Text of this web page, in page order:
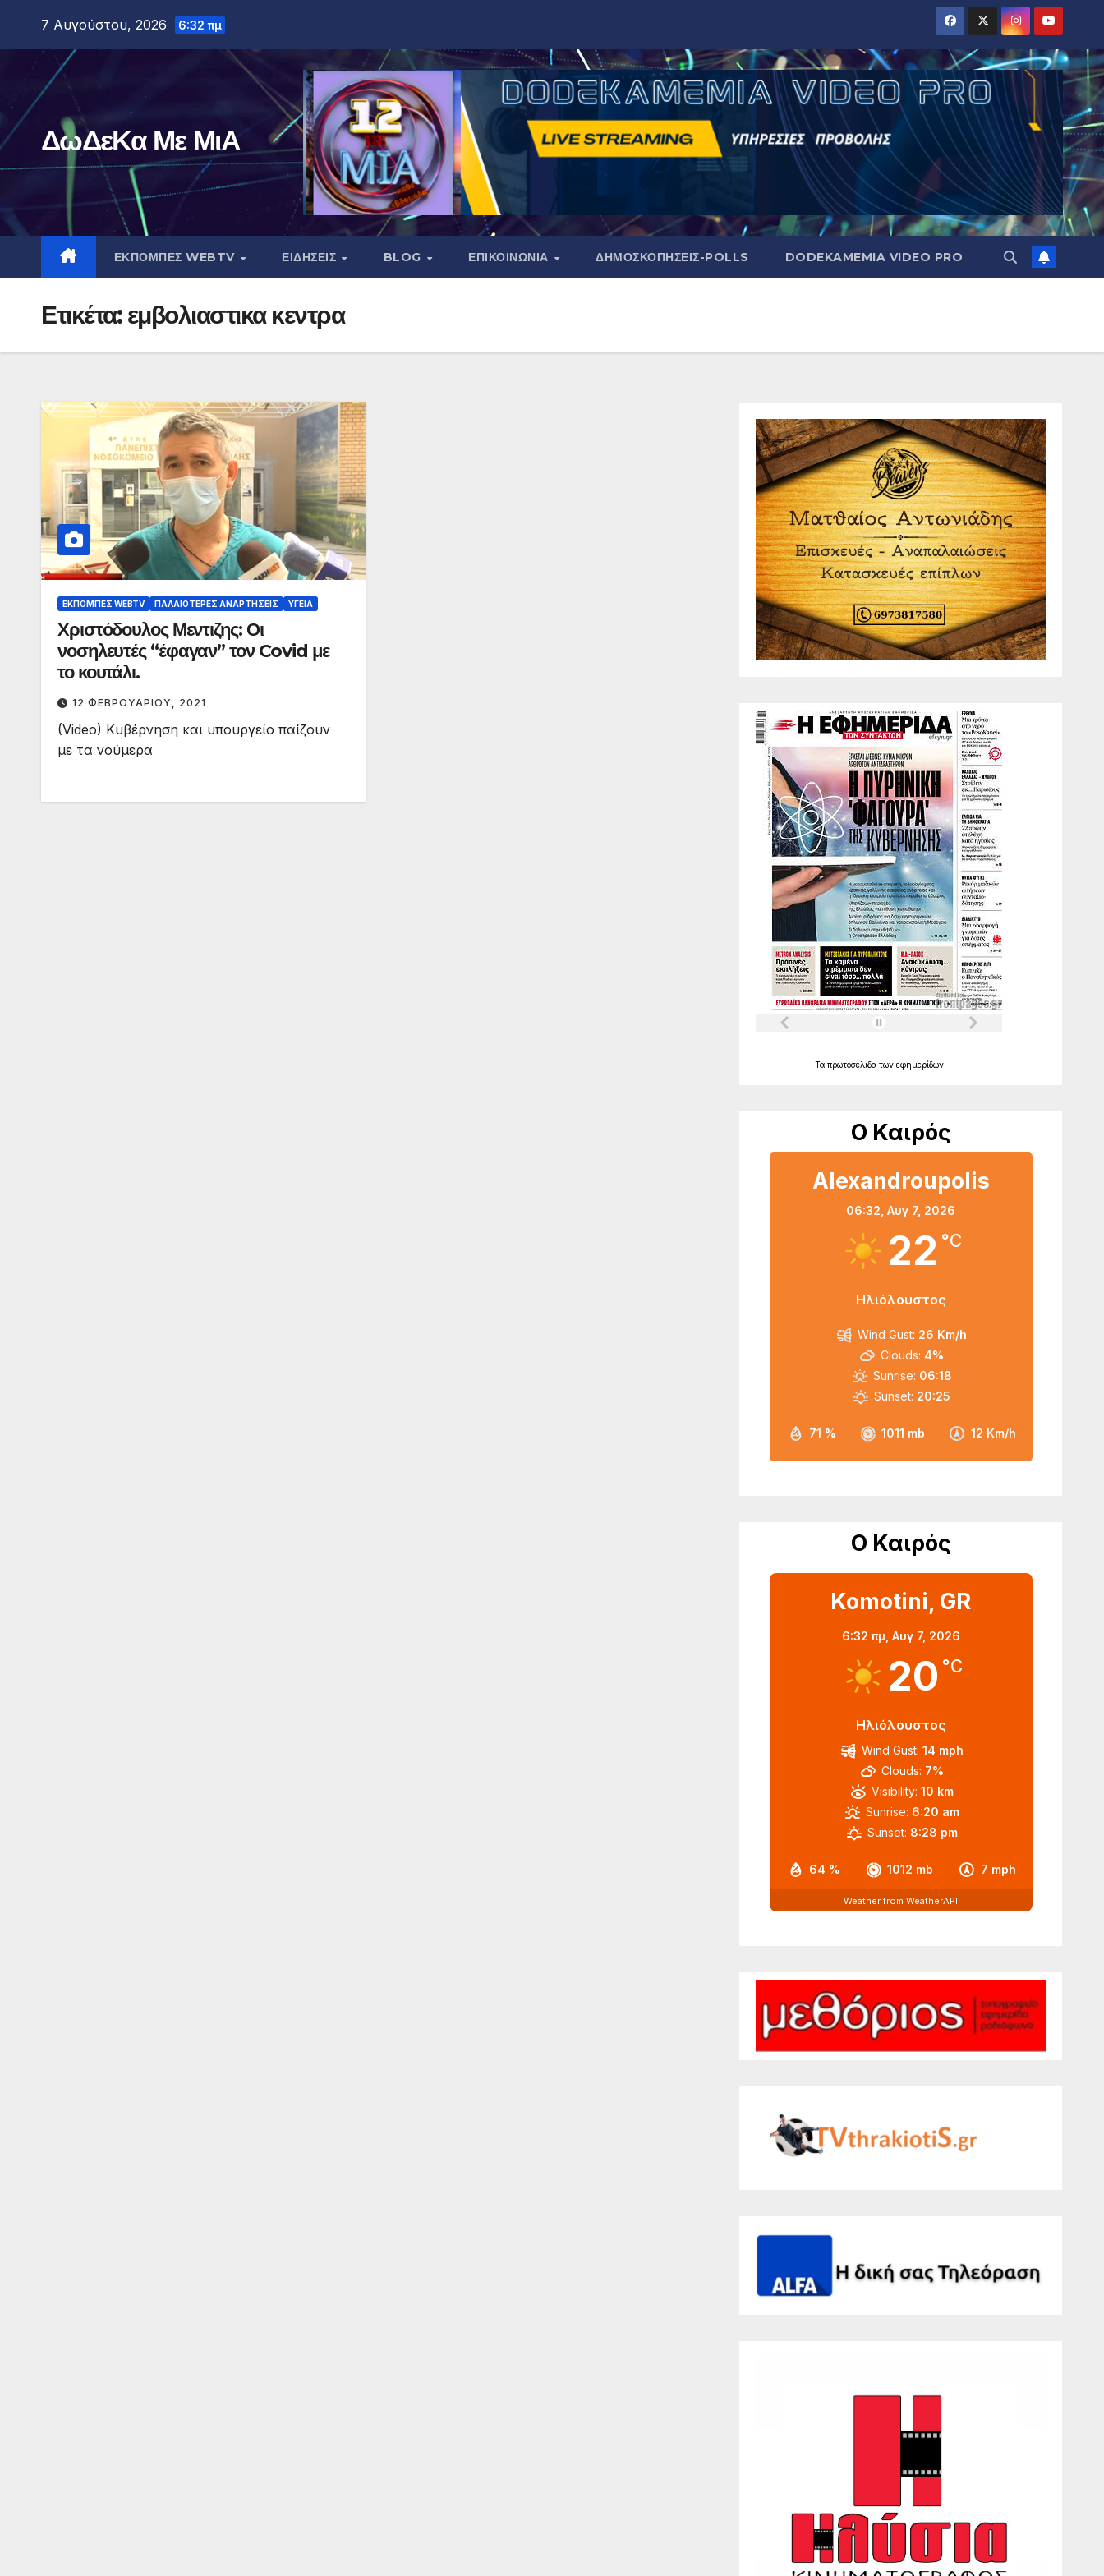
περιεχόμενο
7 Αυγούστου, 2026 6:32 πμ
ΔωΔεΚα Με ΜιΑ
ΕΚΠΟΜΠΕΣ WEBTV ΕΙΔΗΣΕΙΣ BLOG ΕΠΙΚΟΙΝΩΝΙΑ ΔΗΜΟΣΚΟΠΉΣΕΙΣ-POLLS DODEKAMEMIA VIDEO PRO
Ετικέτα:εμβολιαστικα κεντρα
ΕΚΠΟΜΠΈΣ WEBTV ΠΑΛΑΙΟΤΕΡΕΣ ΑΝΑΡΤΗΣΕΙΣ ΥΓΕΊΑ
Χριστόδουλος Μεντιζης: Οι
νοσηλευτές “έφαγαν” τον Covid με
το κουτάλι.
12 ΦΕΒΡΟΥΑΡΊΟΥ, 2021
(Video) Κυβέρνηση και υπουργείο παίζουν
με τα νούμερα
Τα πρωτοσέλιδα των εφημερίδων
Ο Καιρός
Alexandroupolis
06:32,Αυγ 7, 2026
22 °C
Ηλιόλουστος
71 % 1011 mb 12 Km/h
Wind Gust: 26 Km/h
Clouds: 4%
Sunrise: 06:18
Sunset: 20:25
Ο Καιρός
Komotini, GR
6:32 πμ, Αυγ 7, 2026
20 °C
Ηλιόλουστος
64 % 1012 mb 7 mph
Wind Gust: 14 mph
Clouds: 7%
Visibility: 10 km
Sunrise: 6:20 am
Sunset: 8:28 pm
Weather from WeatherAPI